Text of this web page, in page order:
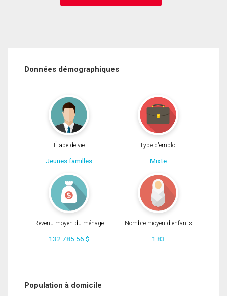
Données démographiques
Étape de vie
Jeunes familles
Type d'emploi
Mixte
Revenu moyen du ménage
132 785.56 $
Nombre moyen d'enfants
1.83
Population à domicile